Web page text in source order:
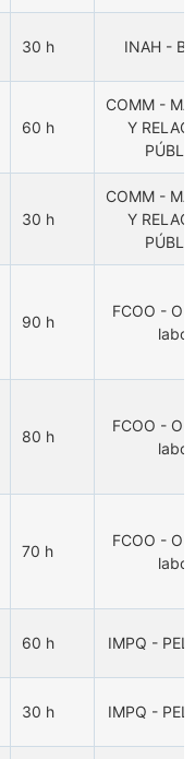
30 h INAH -
60 h
COMM -
Y
30 h
COMM -
Y
90 h
FCOO -
80 h
FCOO -
70 h
FCOO -
60 h IMPQ -
30 h IMPQ -